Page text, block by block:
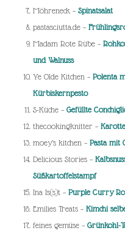
Möhreneck – Spinatsalat
pastasciutta.de –
Madam Rote Rübe –
und Walnuss
Ye Olde Kitchen – Polenta
Kürbiskernpesto
S-Küche – Gefüllte C
thecookingknitter –
moey’s kitchen – Pasta mit
Delicious Stories –
Süßkartoffelstampf
Ina Is(s)t – Purple Curry
Emilies Treats – Kimchi
feines gemüse – Grünkohl-